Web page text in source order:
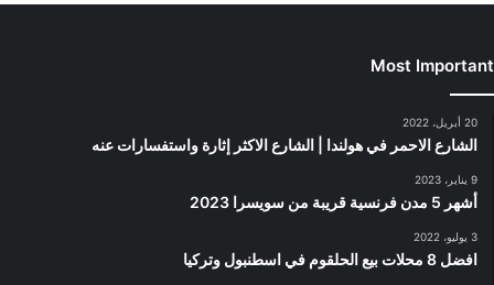
Most Important
20 أبريل، 2022
الشارع الاحمر في هولندا | الشارع الاكثر إثارة واستفسارات عنه
9 يناير، 2023
أشهر 5 مدن فرنسية قريبة من سويسرا 2023
3 يوليو، 2022
افضل 8 محلات بيع الحلقوم في اسطنبول وتركيا